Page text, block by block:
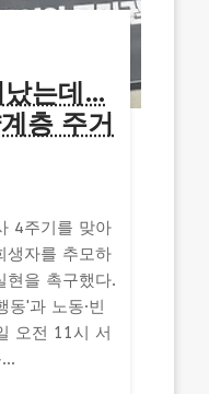
났는데…
층 주거
4주기를 맞아
생자를 추모하
현을 촉구했다.
'과 노동·빈
오전 11시 서